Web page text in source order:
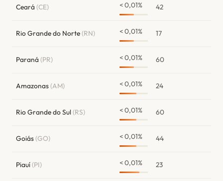
Ceará (CE) < 0,01% 42
Rio Grande do Norte(RN) < 0,01% 17
Paraná (PR) < 0,01% 60
Amazonas(AM) < 0,01% 24
Rio Grande do Sul(RS) < 0,01% 60
Goiás(GO) < 0,01% 44
Piauí(PI) < 0,01% 23